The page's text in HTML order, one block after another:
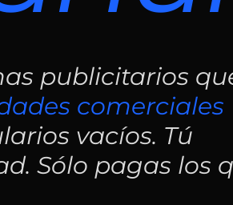
publicitarios
comerciales
vacíos. Tú
Sólo pagas los